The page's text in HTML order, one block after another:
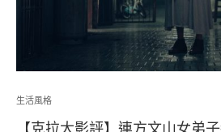
生活風格